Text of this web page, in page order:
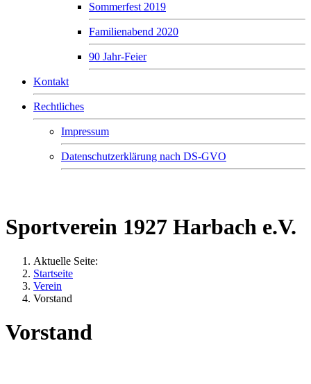
Sommerfest 2019
Familienabend 2020
90 Jahr-Feier
Kontakt
Rechtliches
Impressum
Datenschutzerklärung nach DS-GVO
Sportverein 1927 Harbach e.V.
Aktuelle Seite:
Startseite
Verein
Vorstand
Vorstand